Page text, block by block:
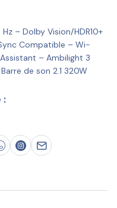
– Dolby Vision/HDR10+
Compatible – Wi-
– Ambilight 3
de son 2.1 320W
: